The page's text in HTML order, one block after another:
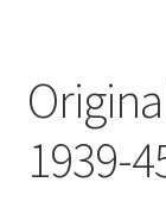
1939-